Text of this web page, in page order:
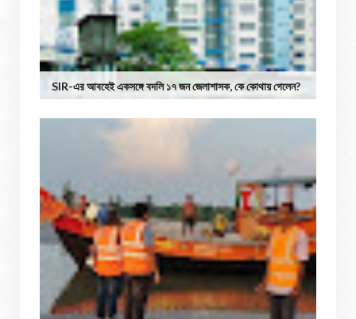
SIR-এর আবহেই একসঙ্গে বদলি ১৭ জন জেলাশাসক, কে কোথায় গেলেন?